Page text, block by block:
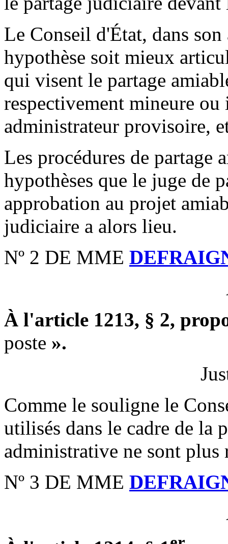
Le Conseil d'État, dans
hypothèse soit mieux
qui visent le partage
respectivement mineure
administrateur provisoire,
Les procédures de partage
hypothèses que le juge de
approbation au projet
judiciaire a alors lieu.
Nº 2 DE MME
À l'article 1213, § 2,
poste ».
Comme le souligne le
utilisés dans le cadre de la
administrative ne sont plus
Nº 3 DE MME